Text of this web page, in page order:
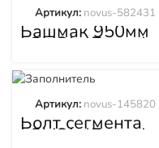
Башмак 950мм
LOVOL (Ловол)
Артикул: novus-582431
Болт сегмента
LOVOL (Ловол)
Артикул: novus-145820